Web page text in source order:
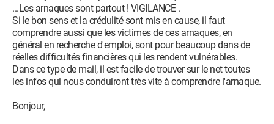
...Les arnaques sont partout ! VIGILANCE .
Si le bon sens et la crédulité sont mis en cause, il faut
comprendre aussi que les victimes de ces arnaques, en
général en recherche d'emploi, sont pour beaucoup dans de
réelles difficultés financières qui les rendent vulnérables.
Dans ce type de mail, il est facile de trouver sur le net toutes
les infos qui nous conduiront très vite à comprendre l'arnaque.
Bonjour,